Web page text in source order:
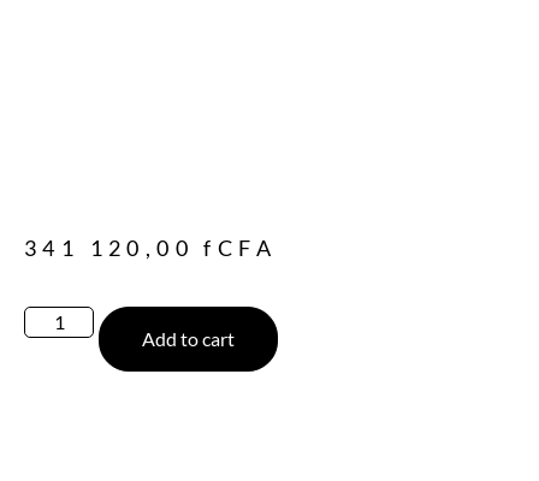
341 120,00fCFA
Add to cart